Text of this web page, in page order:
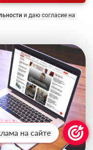
и даю согласие на
на сайте